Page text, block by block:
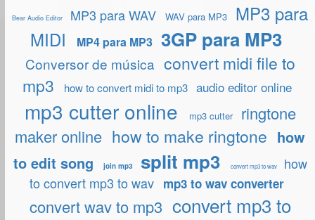
Bear Audio Editor MP3 para WAV WAV para MP3
MP3 para
MIDI
MP4 para MP3 3GP para MP3
Conversor de música convert midi file to
mp3
how to convert midi to mp3 audio editor online
mp3 cutter online mp3 cutter
ringtone
maker online how to make ringtone how
to edit song
join mp3 split mp3 convert mp3 to wav
how
to convert mp3 to wav mp3 to wav converter
convert wav to mp3 convert mp3 to